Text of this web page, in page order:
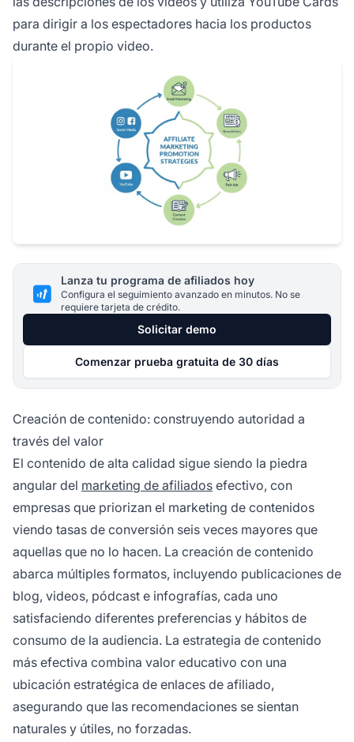
para dirigir a los espectadores hacia los productos
durante el propio video.
Lanza tu programa de afiliados hoy
Configura el seguimiento avanzado en minutos. No se
requiere tarjeta de crédito.
Solicitar demo
Comenzar prueba gratuita de 30 días
Creación de contenido: construyendo autoridad a
través del valor
El contenido de alta calidad sigue siendo la piedra
angular del marketing de afiliados efectivo, con
empresas que priorizan el marketing de contenidos
viendo tasas de conversión seis veces mayores que
aquellas que no lo hacen. La creación de contenido
abarca múltiples formatos, incluyendo publicaciones de
blog, videos, pódcast e infografías, cada uno
satisfaciendo diferentes preferencias y hábitos de
consumo de la audiencia. La estrategia de contenido
más efectiva combina valor educativo con una
ubicación estratégica de enlaces de afiliado,
asegurando que las recomendaciones se sientan
naturales y útiles, no forzadas.